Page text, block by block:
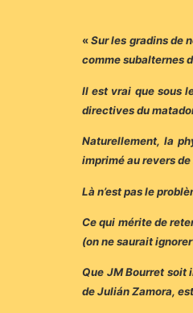
«Sur les gradins de
comme subalternes
Il est vrai que sous
directives du
Naturellement, la
imprimé au revers
Là n’est pas le
Ce qui mérite de
(on ne saurait
Que JM Bourret soit
de Julián Zamora,